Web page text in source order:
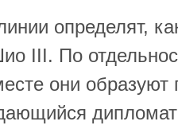
определят,
III. По
они образуют